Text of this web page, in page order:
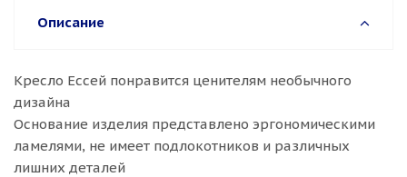
Описание
Кресло Ессей понравится ценителям необычного
дизайна
Основание изделия представлено эргономическими
ламелями, не имеет подлокотников и различных
лишних деталей